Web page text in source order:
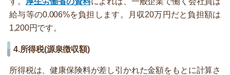
給与等の0.006%を負担します。月収20万円だと負担額は
1,200円です。
4.所得税(源泉徴収額)
所得税は、健康保険料が差し引かれた金額をもとに計算さ